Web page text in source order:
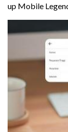
up Mobile